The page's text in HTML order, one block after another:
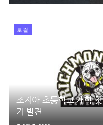
로컬
조지아 초등학교 개학
기 발견